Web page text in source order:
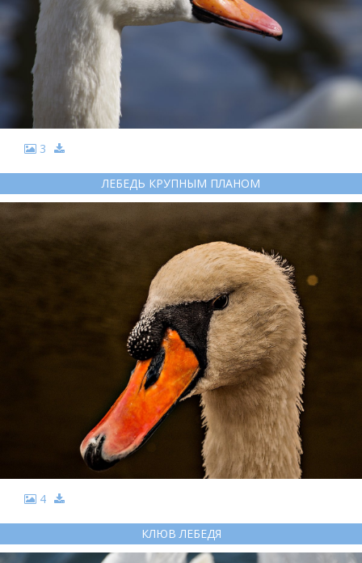
3
ЛЕБЕДЬ КРУПНЫМ ПЛАНОМ
4
КЛЮВ ЛЕБЕДЯ